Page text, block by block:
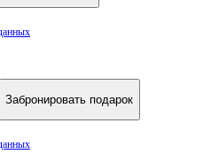
Забронировать подарок